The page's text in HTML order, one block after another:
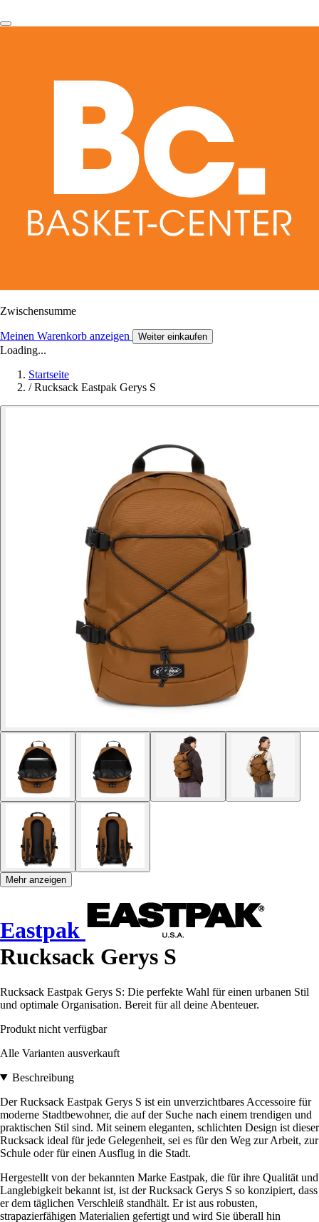
Zwischensumme
Meinen Warenkorb anzeigen Weiter einkaufen
Loading...
Startseite
/ Rucksack Eastpak Gerys S
Mehr anzeigen
Eastpak
Rucksack Gerys S
Rucksack Eastpak Gerys S: Die perfekte Wahl für einen urbanen Stil
und optimale Organisation. Bereit für all deine Abenteuer.
Produkt nicht verfügbar
Alle Varianten ausverkauft
Beschreibung
Der Rucksack Eastpak Gerys S ist ein unverzichtbares Accessoire für
moderne Stadtbewohner, die auf der Suche nach einem trendigen und
praktischen Stil sind. Mit seinem eleganten, schlichten Design ist dieser
Rucksack ideal für jede Gelegenheit, sei es für den Weg zur Arbeit, zur
Schule oder für einen Ausflug in die Stadt.
Hergestellt von der bekannten Marke Eastpak, die für ihre Qualität und
Langlebigkeit bekannt ist, ist der Rucksack Gerys S so konzipiert, dass
er dem täglichen Verschleiß standhält. Er ist aus robusten,
strapazierfähigen Materialien gefertigt und wird Sie überall hin